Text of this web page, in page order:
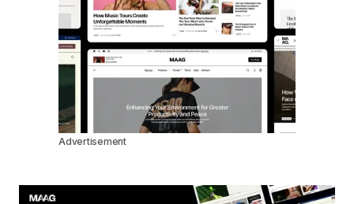
Advertisement